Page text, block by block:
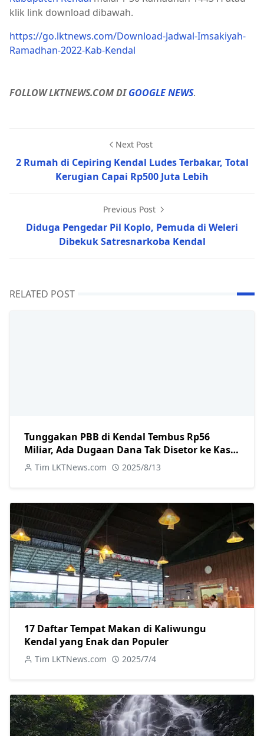
klik link download dibawah.
https://go.lktnews.com/Download-Jadwal-Imsakiyah-
Ramadhan-2022-Kab-Kendal
FOLLOW LKTNEWS.COM DIGOOGLE NEWS.
Next Post
2 Rumah di Cepiring Kendal Ludes Terbakar, Total
Kerugian Capai Rp500 Juta Lebih
Previous Post
Diduga Pengedar Pil Koplo, Pemuda di Weleri
Dibekuk Satresnarkoba Kendal
RELATED POST
Tunggakan PBB di Kendal Tembus Rp56
Miliar, Ada Dugaan Dana Tak Disetor ke Kas
Daerah
Tim LKTNews.com 2025/8/13
17 Daftar Tempat Makan di Kaliwungu
Kendal yang Enak dan Populer
Tim LKTNews.com 2025/7/4